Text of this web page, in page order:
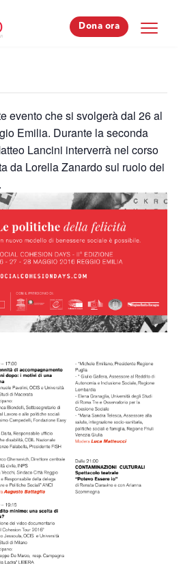
Dona ora
Dona ora
evento che si svolgerà dal 26 al
Emilia. Durante la seconda
Lancini interverrà nel corso
da Lorella Zanardo sul ruolo dei